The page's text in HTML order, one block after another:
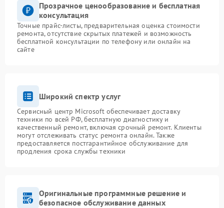
Прозрачное ценообразование и бесплатная
консультация
Точные прайс-листы, предварительная оценка стоимости
ремонта, отсутствие скрытых платежей и возможность
бесплатной консультации по телефону или онлайн на
сайте
Широкий спектр услуг
Сервисный центр Microsoft обеспечивает доставку
техники по всей РФ, бесплатную диагностику и
качественный ремонт, включая срочный ремонт. Клиенты
могут отслеживать статус ремонта онлайн. Также
предоставляется постгарантийное обслуживание для
продления срока службы техники
Оригинальные программные решение и
безопасное обслуживание данных